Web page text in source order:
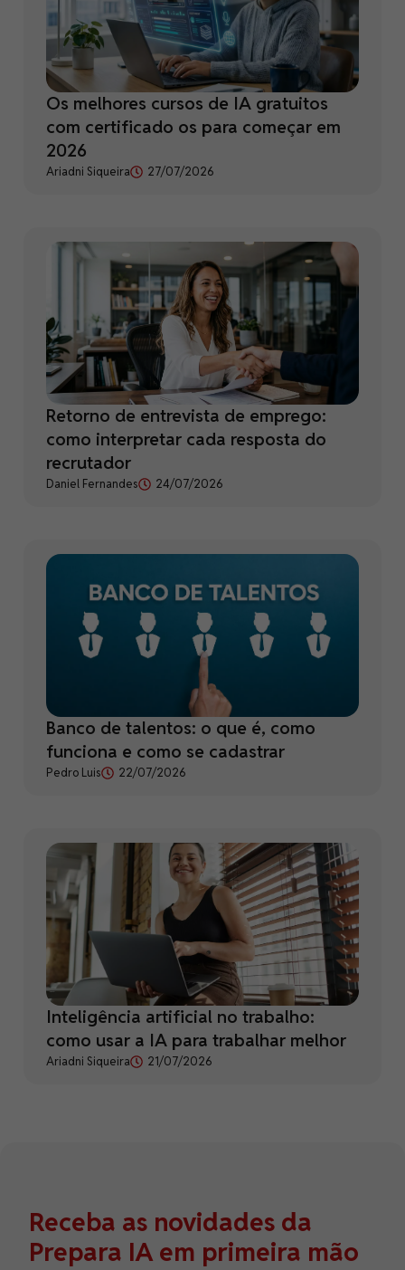
Os melhores cursos de IA gratuitos
com certificado os para começar em
2026
Ariadni Siqueira 27/07/2026
Retorno de entrevista de emprego:
como interpretar cada resposta do
recrutador
Daniel Fernandes 24/07/2026
Banco de talentos: o que é, como
funciona e como se cadastrar
Pedro Luis 22/07/2026
Inteligência artificial no trabalho:
como usar a IA para trabalhar melhor
Ariadni Siqueira 21/07/2026
Receba as novidades da
Prepara IA em primeira mão